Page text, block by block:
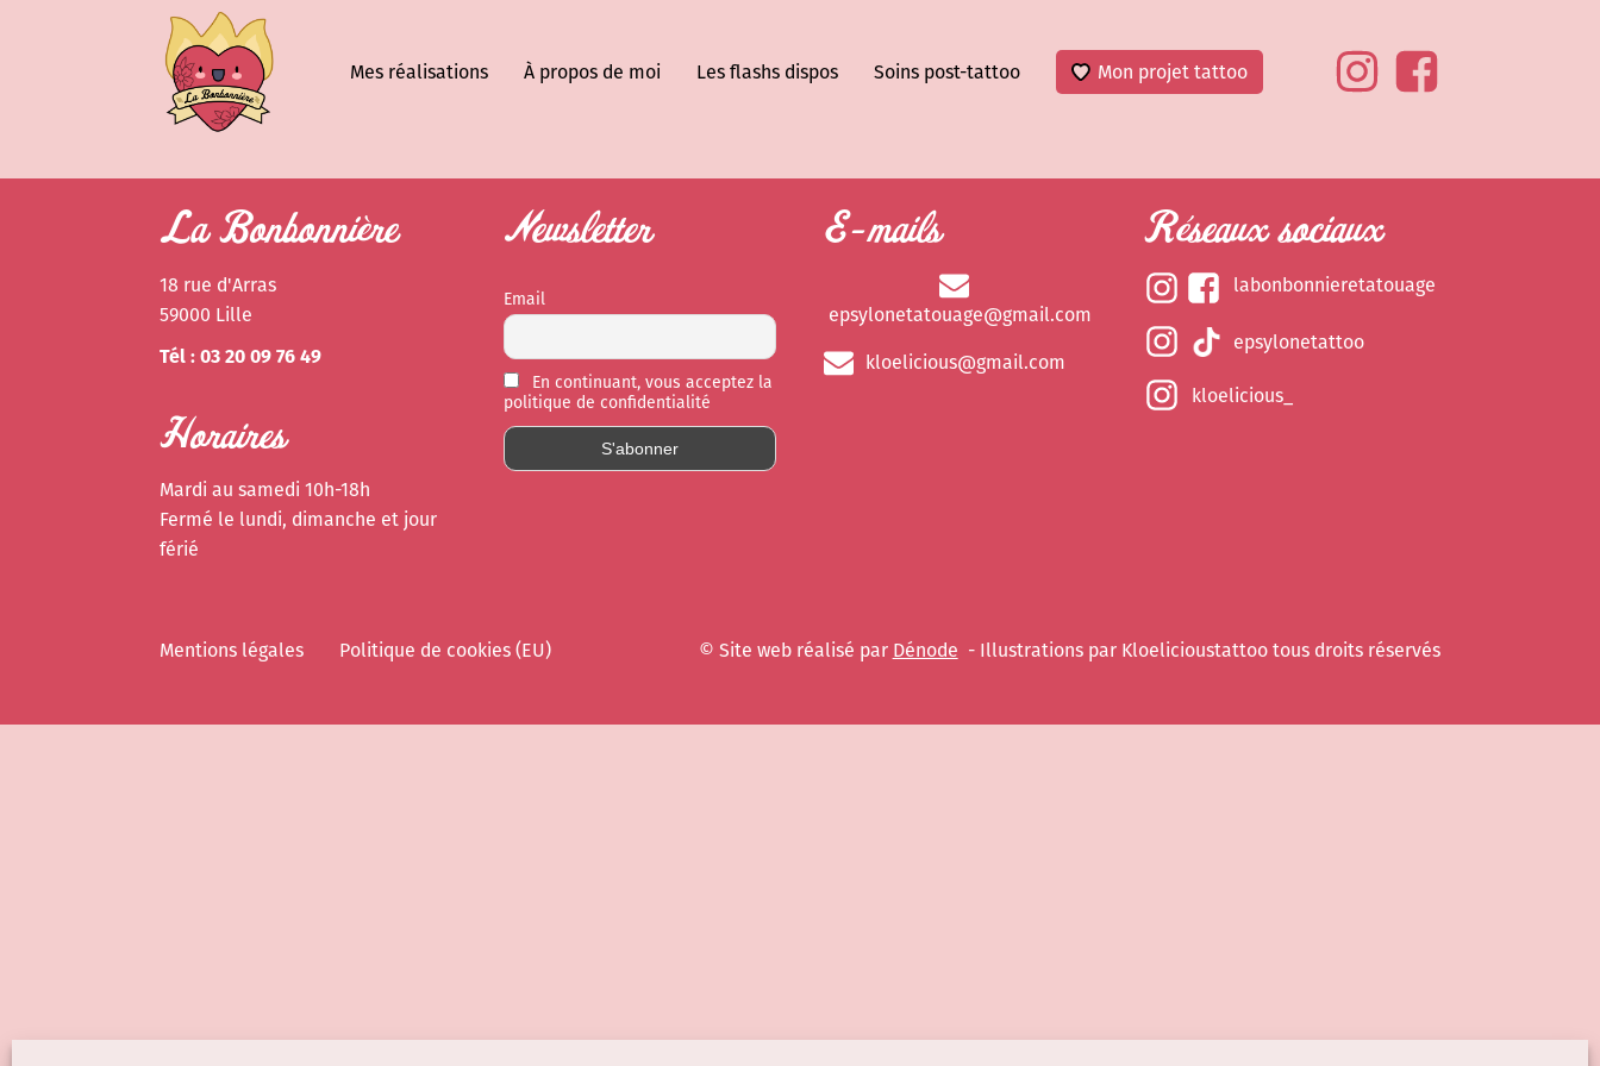
Mes réalisations À propos de moi Les flashs dispos Soins post-tattoo Mon projet tattoo
La Bonbonnière
18 rue d'Arras
59000 Lille
Tél : 03 20 09 76 49
Horaires
Mardi au samedi 10h-18h
Fermé le lundi, dimanche et jour
férié
Newsletter
Email
En continuant, vous acceptez la
politique de confidentialité
E-mails
epsylonetatouage@gmail.com
kloelicious@gmail.com
Réseaux sociaux
labonbonnieretatouage
epsylonetattoo
kloelicious_
Mentions légales Politique de cookies (EU) © Site web réalisé par Dénode - Illustrations par Kloelicioustattoo tous droits réservés